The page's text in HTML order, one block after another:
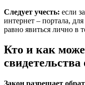
Следует учесть: если
интернет – портала,
равно явиться лично в
Кто и как
свидетельства